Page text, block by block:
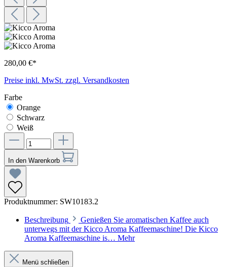
280,00 €*
Preise inkl. MwSt. zzgl. Versandkosten
Farbe
Orange
Schwarz
Weiß
In den Warenkorb
Produktnummer: SW10183.2
Beschreibung
Genießen Sie aromatischen Kaffee auch
unterwegs mit der Kicco Aroma Kaffeemaschine! Die Kicco
Aroma Kaffeemaschine is… Mehr
Menü schließen